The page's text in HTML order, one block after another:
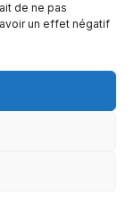
de ne pas
un effet négatif
nouvelles
Fondé par
une approche